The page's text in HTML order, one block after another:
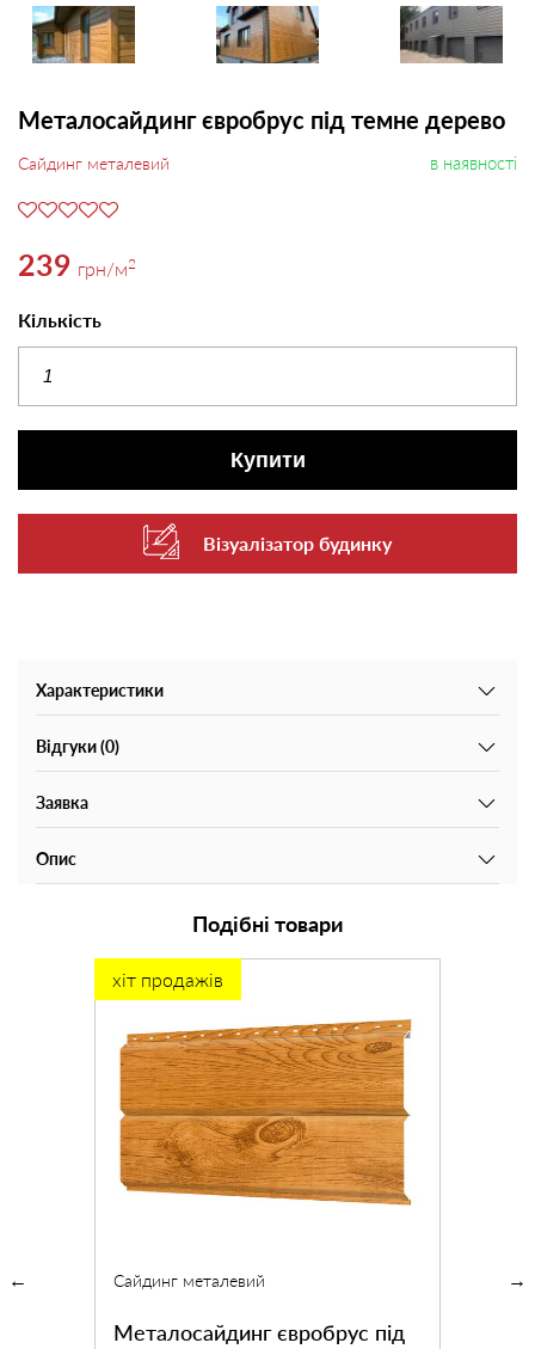
Металосайдинг євробрус під темне дерево
Сайдинг металевий в наявності
239 грн/м2
Кількість
Купити
Візуалізатор будинку
Характеристики
Відгуки (0)
Заявка
Опис
Подібні товари
хіт продажів
Сайдинг металевий
Металосайдинг євробрус під